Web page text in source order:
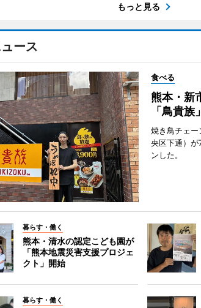
もっと見る
ース
食べる
熊本・新
「鳥貴
焼き鳥チェー
央区下通）が
ンした。
暮らす・働く
熊本・清水の認定こども園が
「熊本地震災害支援プロジェ
クト」開始
暮らす・働く